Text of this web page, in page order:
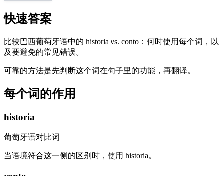
快速答案
比较巴西葡萄牙语中的 historia vs. conto：何时使用每个词，以
及要避免的常见错误。
可靠的方法是先判断这个词在句子里的功能，再翻译。
每个词的作用
historia
葡萄牙语对比词
当语境符合这一侧的区别时，使用 historia。